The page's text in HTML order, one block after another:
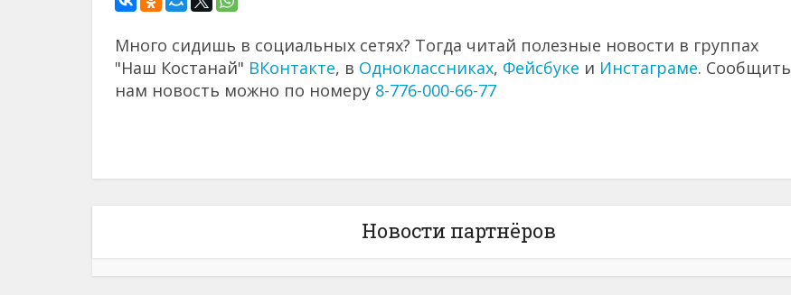
Много сидишь в социальных сетях? Тогда читай полезные новости в группах
"Наш Костанай" ВКонтакте, в Одноклассниках, Фейсбуке и Инстаграме. Сообщить
нам новость можно по номеру 8-776-000-66-77
Новости партнёров